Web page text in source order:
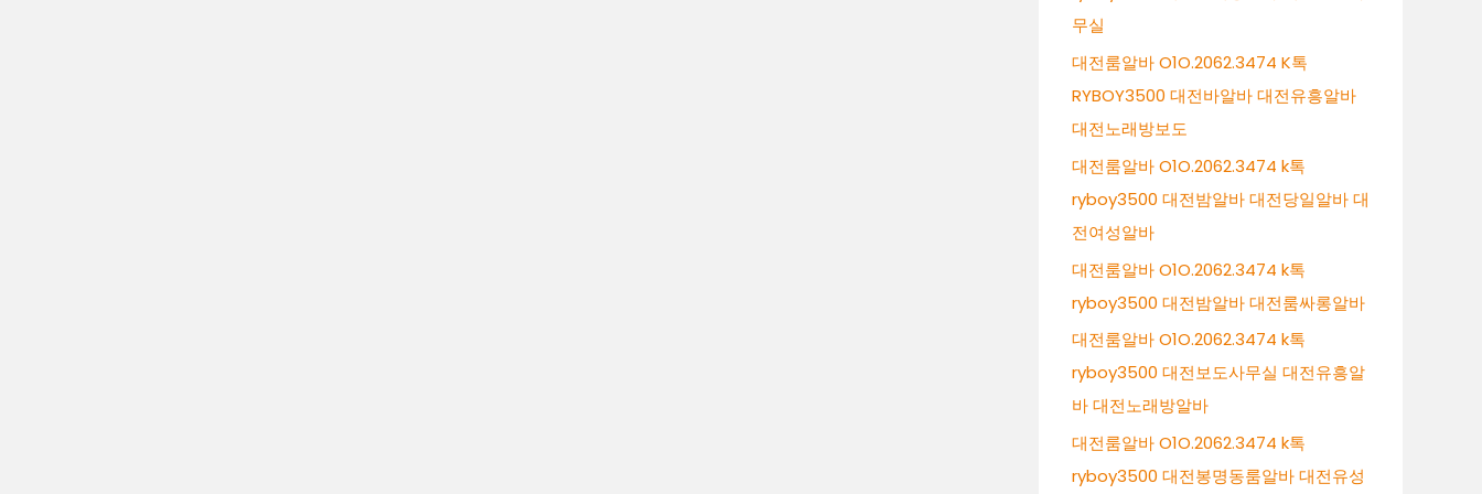
무실
대전룸알바 O1O.2062.3474 K톡
RYBOY3500 대전바알바 대전유흥알바
대전노래방보도
대전룸알바 O1O.2062.3474 k톡
ryboy3500 대전밤알바 대전당일알바 대
전여성알바
대전룸알바 O1O.2062.3474 k톡
ryboy3500 대전밤알바 대전룸싸롱알바
대전룸알바 O1O.2062.3474 k톡
ryboy3500 대전보도사무실 대전유흥알
바 대전노래방알바
대전룸알바 O1O.2062.3474 k톡
ryboy3500 대전봉명동룸알바 대전유성